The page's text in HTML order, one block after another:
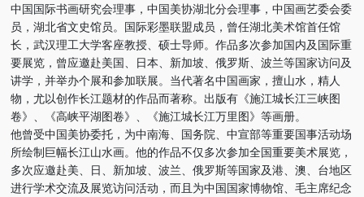
中国国际书画研究会理事，中国美协湖北分会理事，中国画艺委会委
员，湖北省文史馆员。国际彩墨联盟成员，曾任湖北美术馆首任馆
长，武汉理工大学客座教授、硕士导师。作品多次参加国内及国际重
要展览，曾应邀赴美国、日本、新加坡、俄罗斯、波兰等国家访问及
讲学，并举办个展和参加联展。当代著名中国画家，擅山水，精人
物，尤以创作长江题材的作品而著称。出版有《施江城长江三峡图
卷》、《高峡平湖图卷》、《施江城长江万里图》等画册。
他曾受中国美协委托，为中南海、国务院、中宣部等重要国事活动场
所绘制巨幅长江山水画。他的作品不仅多次参加全国重要美术展览，
多次应邀赴美、日、新加坡、波兰、俄罗斯等国家及港、澳、台地区
进行学术交流及展览访问活动，而且为中国国家博物馆、毛主席纪念